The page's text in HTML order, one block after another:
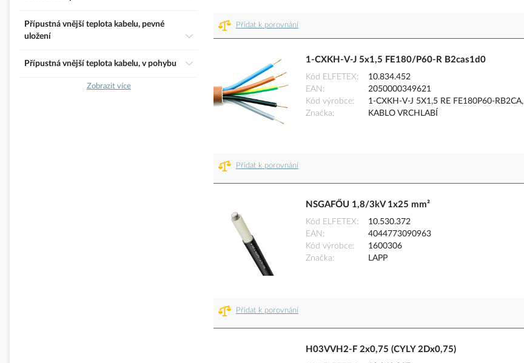
Přidat k porovnání
1-CXKH-V-J 5x1,5 FE180/P60-R B2cas1d0
Kód ELFETEX
10.834.452
EAN
2050000349621
Kód výrobce
1-CXKH-V-J 5X1,5 RE FE180P60-RB2CA,
Značka
KABLO VRCHLABÍ
Přidat k porovnání
NSGAFŐU 1,8/3kV 1x25 mm²
Kód ELFETEX
10.530.372
EAN
4044773090963
Kód výrobce
1600306
Značka
LAPP
Přidat k porovnání
H03VVH2-F 2x0,75 (CYLY 2Dx0,75)
Přípustná vnější teplota kabelu, pevné
uložení
Přípustná vnější teplota kabelu, v pohybu
Zobrazit více